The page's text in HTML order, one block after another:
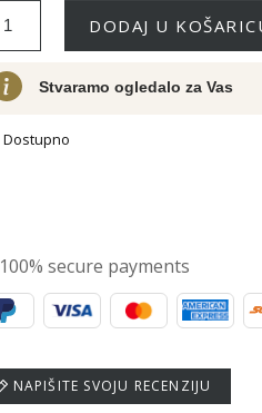
DODAJ U
Stvaramo ogledalo za Vas
Dostupno
100% secure payments
NAPIŠITE SVOJU RECENZIJU